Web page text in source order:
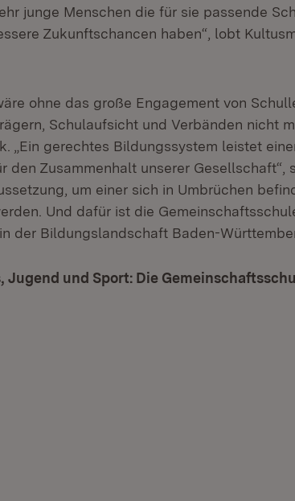
junge Menschen die für sie passende
Zukunftschancen haben“, lobt
ohne das große Engagement von
Schulaufsicht und Verbänden nicht
„Ein gerechtes Bildungssystem leistet
den Zusammenhalt unserer Gesellschaft“,
um einer sich in Umbrüchen
Und dafür ist die
der Bildungslandschaft Baden-
und Sport: Die